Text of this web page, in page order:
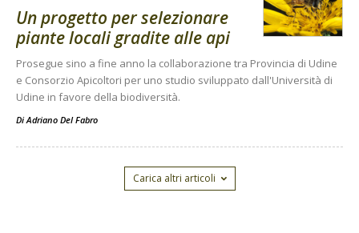
Un progetto per selezionare
piante locali gradite alle api
Prosegue sino a fine anno la collaborazione tra Provincia di Udine
e Consorzio Apicoltori per uno studio sviluppato dall'Università di
Udine in favore della biodiversità.
DiAdriano Del Fabro
Carica altri articoli